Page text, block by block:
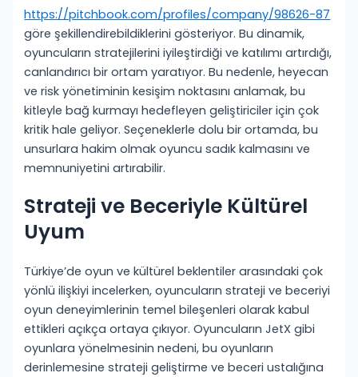
https://pitchbook.com/profiles/company/98626-87
göre şekillendirebildiklerini gösteriyor. Bu dinamik,
oyuncuların stratejilerini iyileştirdiği ve katılımı artırdığı,
canlandırıcı bir ortam yaratıyor. Bu nedenle, heyecan
ve risk yönetiminin kesişim noktasını anlamak, bu
kitleyle bağ kurmayı hedefleyen geliştiriciler için çok
kritik hale geliyor. Seçeneklerle dolu bir ortamda, bu
unsurlara hakim olmak oyuncu sadık kalmasını ve
memnuniyetini artırabilir.
Strateji ve Beceriyle Kültürel
Uyum
Türkiye’de oyun ve kültürel beklentiler arasındaki çok
yönlü ilişkiyi incelerken, oyuncuların strateji ve beceriyi
oyun deneyimlerinin temel bileşenleri olarak kabul
ettikleri açıkça ortaya çıkıyor. Oyuncuların JetX gibi
oyunlara yönelmesinin nedeni, bu oyunların
derinlemesine strateji geliştirme ve beceri ustalığına